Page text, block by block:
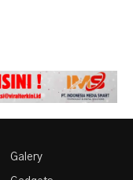
Galery